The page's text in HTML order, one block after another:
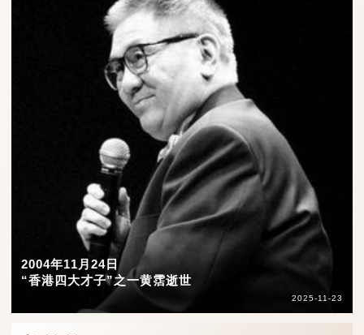
2004年11月24日
“香港四大才子”之一黄霑逝世
2025-11-23